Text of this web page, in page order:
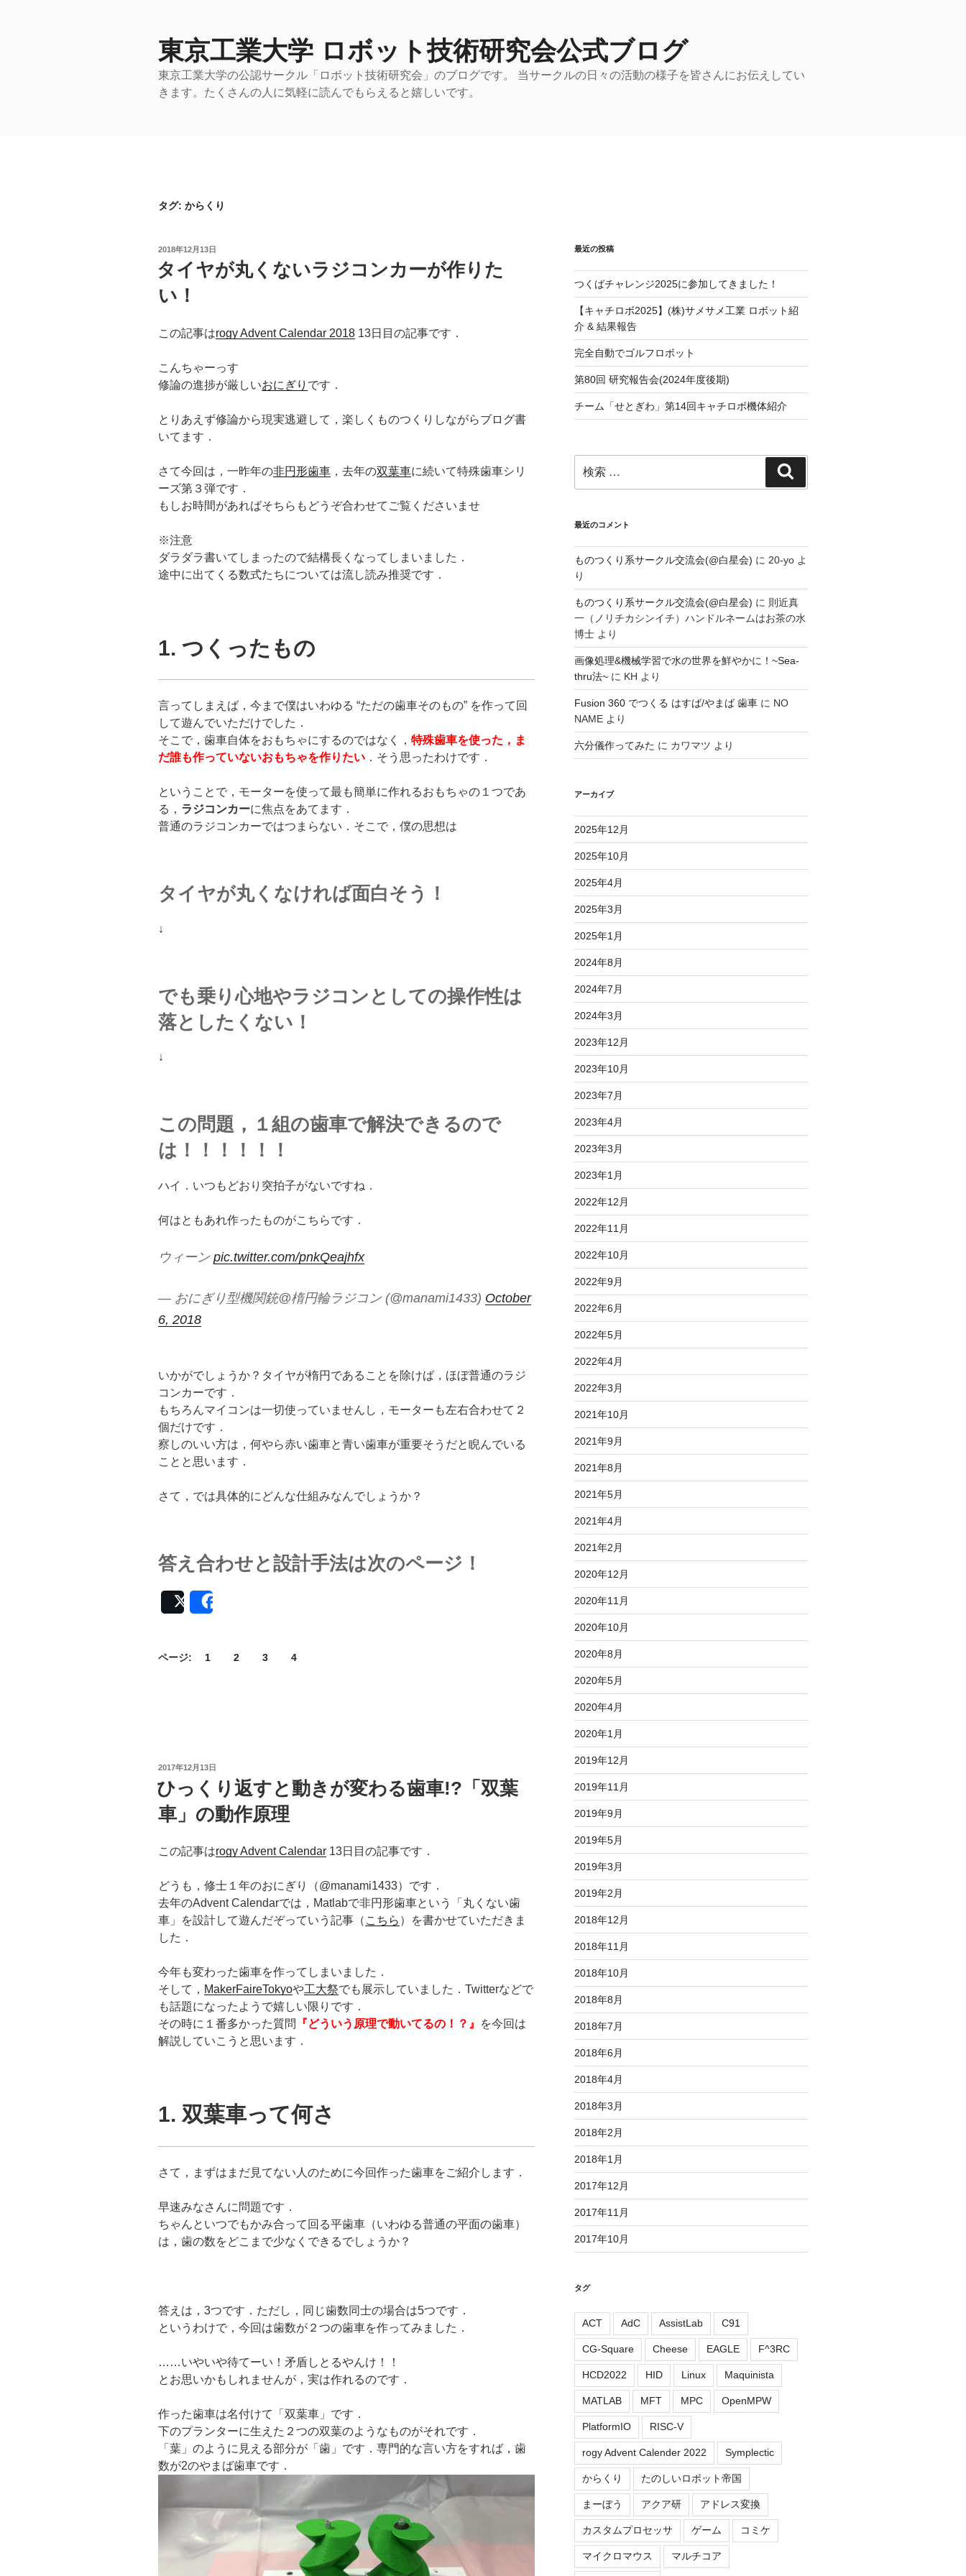
東京工業大学 ロボット技術研究会公式ブログ
東京工業大学の公認サークル「ロボット技術研究会」のブログです。 当サークルの日々の活動の様子を皆さんにお伝えしてい
きます。たくさんの人に気軽に読んでもらえると嬉しいです。
タグ: からくり
投
稿
日:
2018年12月13日
タイヤが丸くないラジコンカーが作りた
い！
この記事はrogy Advent Calendar 2018 13日目の記事です．
こんちゃーっす
修論の進捗が厳しいおにぎり です．
とりあえず修論から現実逃避して，楽しくものつくりしながらブログ書
いてます．
さて今回は，一昨年の非円形歯車 ，去年の双葉車に続いて特殊歯車シリ
ーズ第３弾です．
もしお時間があればそちらもどうぞ合わせてご覧くださいませ
※注意
ダラダラ書いてしまったので結構長くなってしまいました．
途中に出てくる数式たちについては流し読み推奨です．
1. つくったもの
言ってしまえば，今まで僕はいわゆる “ただの歯車そのもの” を作って回
して遊んでいただけでした．
そこで，歯車自体をおもちゃにするのではなく， 特殊歯車を使った，ま
だ誰も作っていないおもちゃを作りたい ．そう思ったわけです．
ということで，モーターを使って最も簡単に作れるおもちゃの１つであ
る， ラジコンカーに焦点をあてます．
普通のラジコンカーではつまらない．そこで，僕の思想は
タイヤが丸くなければ面白そう！
↓
でも乗り心地やラジコンとしての操作性は
落としたくない！
↓
この問題，１組の歯車で解決できるので
は！！！！！！
ハイ．いつもどおり突拍子がないですね．
何はともあれ作ったものがこちらです．
ウィーン pic.twitter.com/pnkQeajhfx
— おにぎり型機関銃@楕円輪ラジコン (@manami1433) October
6, 2018
いかがでしょうか？タイヤが楕円であることを除けば，ほぼ普通のラジ
コンカーです．
もちろんマイコンは一切使っていませんし，モーターも左右合わせて２
個だけです．
察しのいい方は，何やら赤い歯車と青い歯車が重要そうだと睨んでいる
ことと思います．
さて，では具体的にどんな仕組みなんでしょうか？
答え合わせと設計手法は次のページ！
Post
ページ: 1 2 3 4
投
日:
2017年12月13日
ひっくり返すと動きが変わる歯車!?「双葉
車」の動作原理
この記事はrogy Advent Calendar 13日目の記事です．
どうも，修士１年のおにぎり（@manami1433）です．
去年のAdvent Calendarでは，Matlabで非円形歯車という「丸くない歯
車」を設計して遊んだぞっていう記事（ こちら ）を書かせていただきま
した．
今年も変わった歯車を作ってしまいました．
そして， MakerFaireTokyoや工大祭でも展示していました．Twitterなどで
も話題になったようで嬉しい限りです．
その時に１番多かった質問
『どういう原理で動いてるの！？』
を今回は
解説していこうと思います．
1. 双葉車って何さ
さて，まずはまだ見てない人のために今回作った歯車をご紹介します．
早速みなさんに問題です．
ちゃんといつでもかみ合って回る平歯車（いわゆる普通の平面の歯車）
は，歯の数をどこまで少なくできるでしょうか？
答えは，3つです．ただし，同じ歯数同士の場合は5つです．
というわけで，今回は歯数が２つの歯車を作ってみました．
……いやいや待てーい！矛盾しとるやんけ！！
とお思いかもしれませんが，実は作れるのです．
作った歯車は名付けて「双葉車」です．
下のプランターに生えた２つの双葉のようなものがそれです．
「葉」のように見える部分が「歯」です．専門的な言い方をすれば，歯
数が2のやまば歯車です．
最近の投稿
つくばチャレンジ2025に参加してきました！
【キャチロボ2025】(株)サメサメ工業 ロボット紹
介 & 結果報告
完全自動でゴルフロボット
第80回 研究報告会(2024年度後期)
チーム「せとぎわ」第14回キャチロボ機体紹介
索:
索
最近のコメント
ものつくり系サークル交流会(@白星会) に 20-yoよ
り
ものつくり系サークル交流会(@白星会) に 則近真
一（ノリチカシンイチ）ハンドルネームはお茶の水
博士より
画像処理&機械学習で水の世界を鮮やかに！~Sea-
thru法~に KH より
Fusion 360 でつくる はすば/やまば 歯車に NO
NAMEより
六分儀作ってみた に カワマツ より
アーカイブ
2025年12月
2025年10月
2025年4月
2025年3月
2025年1月
2024年8月
2024年7月
2024年3月
2023年12月
2023年10月
2023年7月
2023年4月
2023年3月
2023年1月
2022年12月
2022年11月
2022年10月
2022年9月
2022年6月
2022年5月
2022年4月
2022年3月
2021年10月
2021年9月
2021年8月
2021年5月
2021年4月
2021年2月
2020年12月
2020年11月
2020年10月
2020年8月
2020年5月
2020年4月
2020年1月
2019年12月
2019年11月
2019年9月
2019年5月
2019年3月
2019年2月
2018年12月
2018年11月
2018年10月
2018年8月
2018年7月
2018年6月
2018年4月
2018年3月
2018年2月
2018年1月
2017年12月
2017年11月
2017年10月
タグ
ACT AdC AssistLab C91
CG-Square Cheese EAGLE F^3RC
HCD2022 HID Linux Maquinista
MATLAB MFT MPC OpenMPW
PlatformIO RISC-V
rogy Advent Calender 2022 Symplectic
からくり たのしいロボット帝国
まーぼう アクア研 アドレス変換
カスタムプロセッサ ゲーム コミケ
マイクロマウス マルチコア